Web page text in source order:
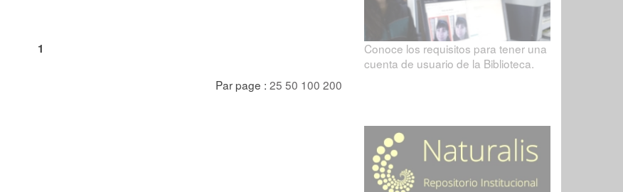
1
Par page : 25 50 100 200
Conoce los requisitos para tener una
cuenta de usuario de la Biblioteca.